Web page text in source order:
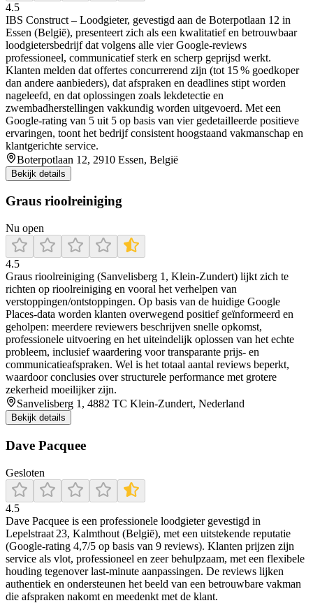
4.5
IBS Construct – Loodgieter, gevestigd aan de Boterpotlaan 12 in
Essen (België), presenteert zich als een kwalitatief en betrouwbaar
loodgietersbedrijf dat volgens alle vier Google-reviews
professioneel, communicatief sterk en scherp geprijsd werkt.
Klanten melden dat offertes concurrerend zijn (tot 15 % goedkoper
dan andere aanbieders), dat afspraken en deadlines stipt worden
nageleefd, en dat oplossingen zoals lekdetectie en
zwembadherstellingen vakkundig worden uitgevoerd. Met een
Google‑rating van 5 uit 5 op basis van vier gedetailleerde positieve
ervaringen, toont het bedrijf consistent hoogstaand vakmanschap en
klantgerichte service.
Boterpotlaan 12, 2910 Essen, België
Bekijk details
Graus rioolreiniging
Nu open
4.5
Graus rioolreiniging (Sanvelisberg 1, Klein-Zundert) lijkt zich te
richten op rioolreiniging en vooral het verhelpen van
verstoppingen/ontstoppingen. Op basis van de huidige Google
Places-data worden klanten overwegend positief geïnformeerd en
geholpen: meerdere reviewers beschrijven snelle opkomst,
professionele uitvoering en het uiteindelijk oplossen van het echte
probleem, inclusief waardering voor transparante prijs- en
communicatieafspraken. Wel is het totaal aantal reviews beperkt,
waardoor conclusies over structurele performance met grotere
zekerheid moeilijker zijn.
Sanvelisberg 1, 4882 TC Klein-Zundert, Nederland
Bekijk details
Dave Pacquee
Gesloten
4.5
Dave Pacquee is een professionele loodgieter gevestigd in
Lepelstraat 23, Kalmthout (België), met een uitstekende reputatie
(Google-rating 4,7/5 op basis van 9 reviews). Klanten prijzen zijn
service als vlot, professioneel en zeer behulpzaam, met een flexibele
houding tegenover last-minute aanpassingen. De reviews lijken
authentiek en ondersteunen het beeld van een betrouwbare vakman
die afspraken nakomt en meedenkt met de klant.